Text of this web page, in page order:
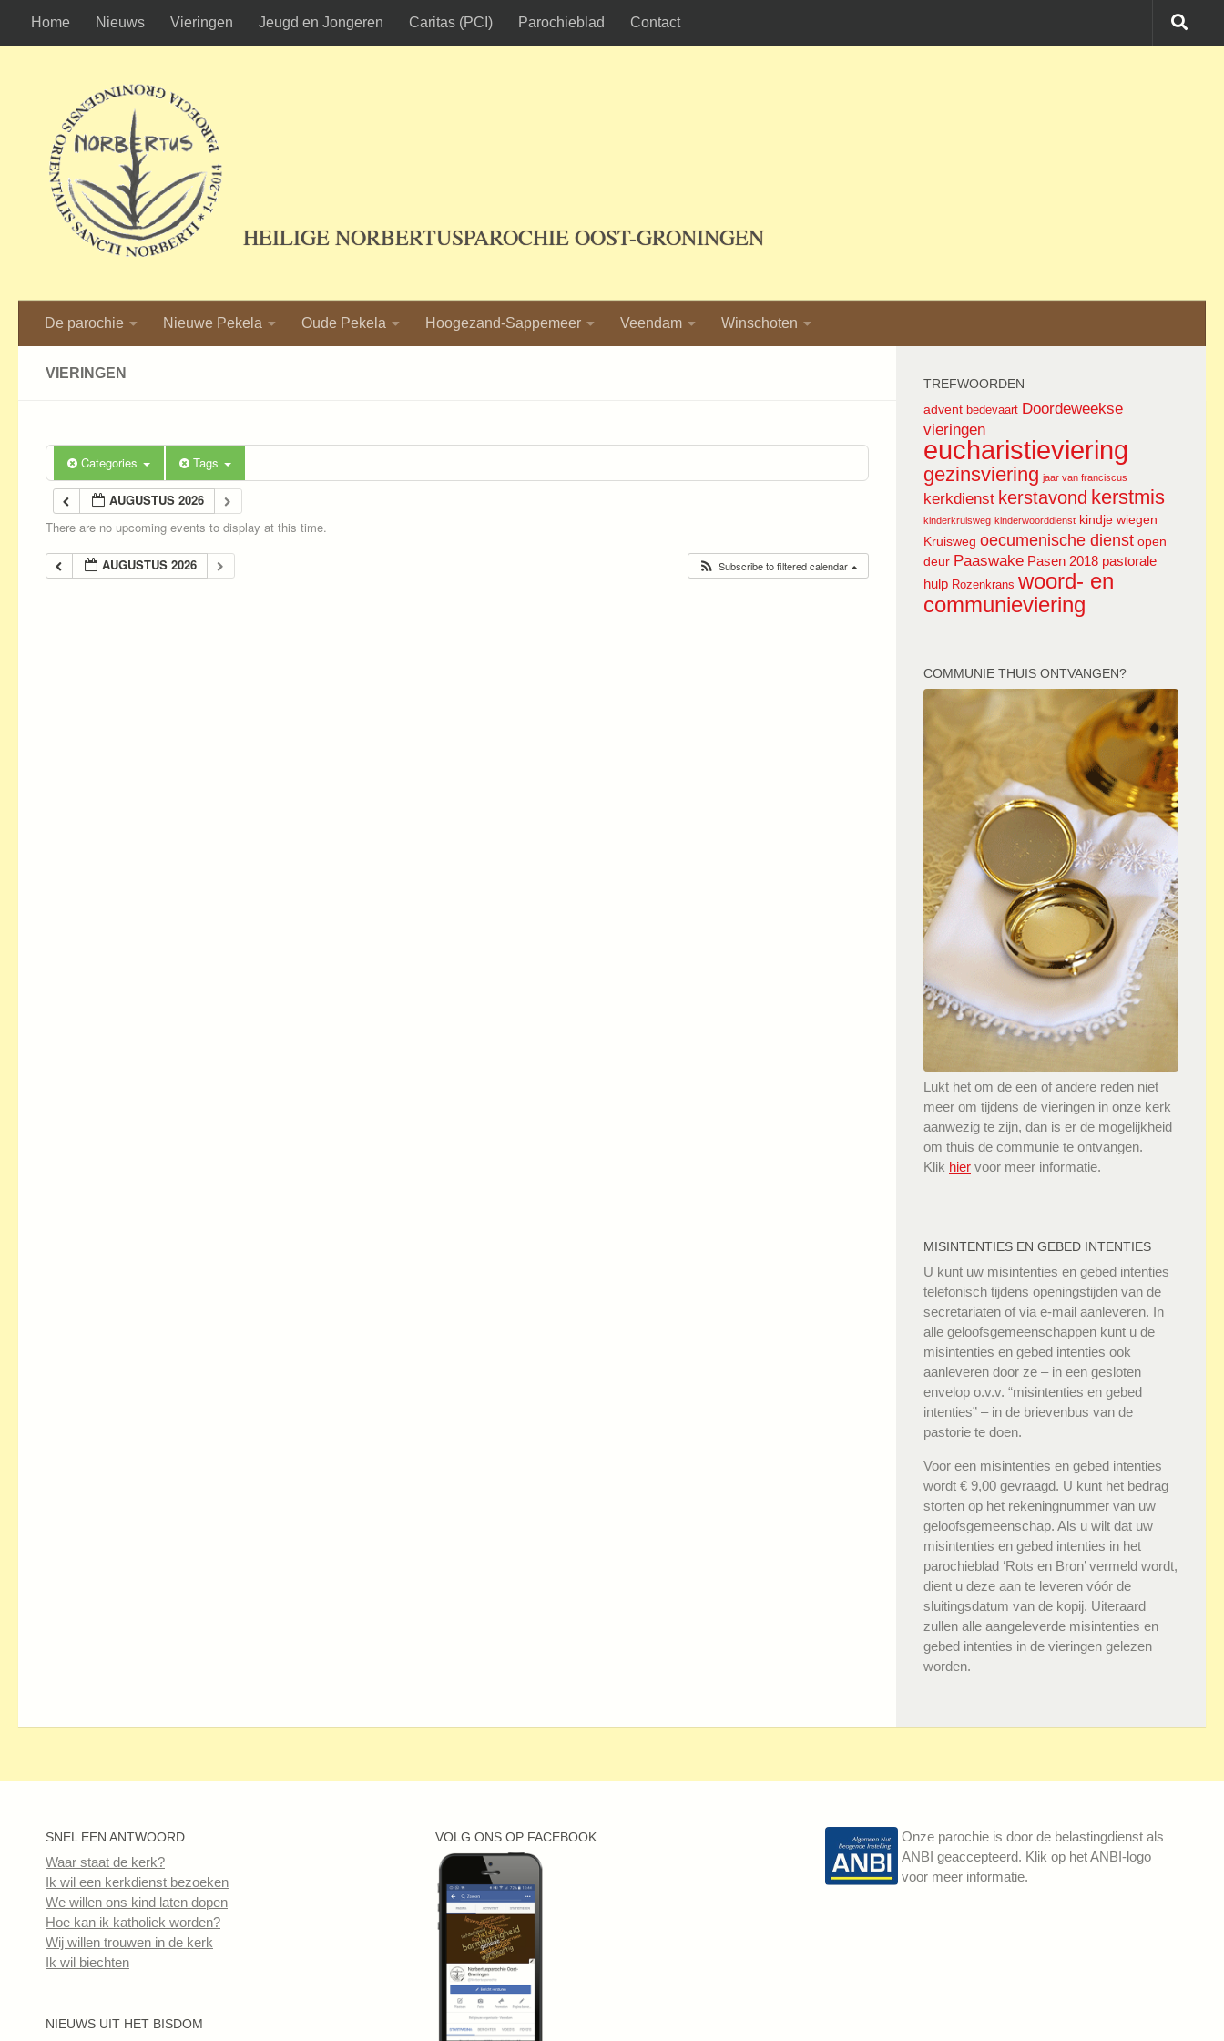
Ga naar de inhoud
Home Nieuws Vieringen Jeugd en Jongeren Caritas (PCI) Parochieblad Contact
HEILIGE NORBERTUSPAROCHIE OOST-GRONINGEN
De parochie Nieuwe Pekela Oude Pekela Hoogezand-Sappemeer Veendam Winschoten
VIERINGEN
Categories Tags
AUGUSTUS 2026
There are no upcoming events to display at this time.
AUGUSTUS 2026 Subscribe to filtered calendar
TREFWOORDEN
advent bedevaart Doordeweekse
vieringen
eucharistieviering
gezinsviering jaar van franciscus
kerkdienst kerstavond kerstmis
kinderkruisweg kinderwoorddienst kindje wiegen
Kruisweg oecumenische dienst open
deur Paaswake Pasen 2018 pastorale
hulp Rozenkrans woord- en
communieviering
COMMUNIE THUIS ONTVANGEN?
Lukt het om de een of andere reden niet
meer om tijdens de vieringen in onze kerk
aanwezig te zijn, dan is er de mogelijkheid
om thuis de communie te ontvangen.
Klik hier voor meer informatie.
MISINTENTIES EN GEBED INTENTIES
U kunt uw misintenties en gebed intenties
telefonisch tijdens openingstijden van de
secretariaten of via e-mail aanleveren. In
alle geloofsgemeenschappen kunt u de
misintenties en gebed intenties ook
aanleveren door ze – in een gesloten
envelop o.v.v. “misintenties en gebed
intenties” – in de brievenbus van de
pastorie te doen.
Voor een misintenties en gebed intenties
wordt € 9,00 gevraagd. U kunt het bedrag
storten op het rekeningnummer van uw
geloofsgemeenschap. Als u wilt dat uw
misintenties en gebed intenties in het
parochieblad ‘Rots en Bron’ vermeld wordt,
dient u deze aan te leveren vóór de
sluitingsdatum van de kopij. Uiteraard
zullen alle aangeleverde misintenties en
gebed intenties in de vieringen gelezen
worden.
SNEL EEN ANTWOORD
Waar staat de kerk?
Ik wil een kerkdienst bezoeken
We willen ons kind laten dopen
Hoe kan ik katholiek worden?
Wij willen trouwen in de kerk
Ik wil biechten
NIEUWS UIT HET BISDOM
VOLG ONS OP FACEBOOK
Onze parochie is door de belastingdienst als
ANBI geaccepteerd. Klik op het ANBI-logo
voor meer informatie.